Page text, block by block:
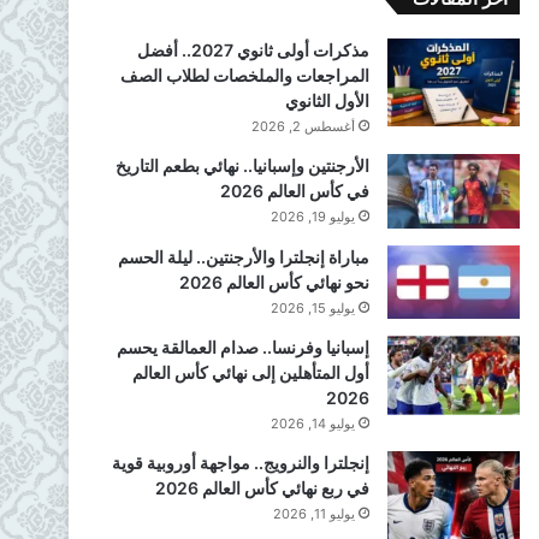
مذكرات أولى ثانوي 2027.. أفضل
المراجعات والملخصات لطلاب الصف
الأول الثانوي
أغسطس 2, 2026
الأرجنتين وإسبانيا.. نهائي بطعم التاريخ
في كأس العالم 2026
يوليو 19, 2026
مباراة إنجلترا والأرجنتين.. ليلة الحسم
نحو نهائي كأس العالم 2026
يوليو 15, 2026
إسبانيا وفرنسا.. صدام العمالقة يحسم
أول المتأهلين إلى نهائي كأس العالم
2026
يوليو 14, 2026
إنجلترا والنرويج.. مواجهة أوروبية قوية
في ربع نهائي كأس العالم 2026
يوليو 11, 2026